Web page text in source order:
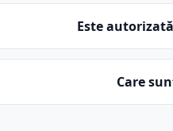
Este autorizată
Care